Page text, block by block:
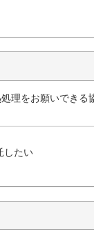
理をお願いでき
したい